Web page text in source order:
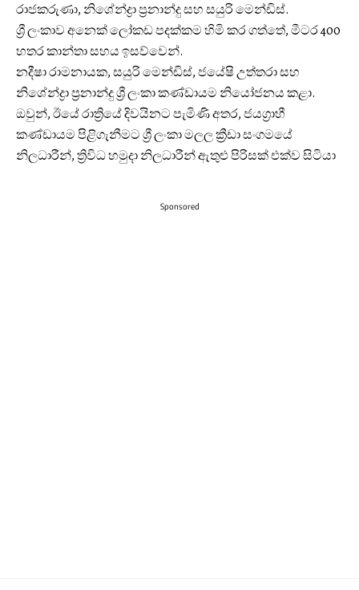
රාජකරුණා, නිශේන්ද්‍රා ප්‍රනාන්දු සහ සයුරි මෙන්ඩිස්.
ශ්‍රී ලංකාව අනෙක් ලෝකඩ පදක්කම හිමි කර ගත්තේ, මීටර 400
හතර කාන්තා සහය ඉසව්වෙන්.
නදීෂා රාමනායක, සයුරි මෙන්ඩිස්, ජයේෂි උත්තරා සහ
නිශේන්ද්‍රා ප්‍රනාන්දු ශ්‍රී ලංකා කණ්ඩායම නියෝජනය කළා.
ඔවුන්, ඊයේ රාත්‍රියේ දිවයිනට පැමිණි අතර, ජයග්‍රාහී
කණ්ඩායම පිළිගැනීමට ශ්‍රී ලංකා මලල ක්‍රීඩා සංගමයේ
නිලධාරීන්, ත්‍රිවිධ හමුදා නිලධාරීන් ඇතුළු පිරිසක් එක්ව සිටියා
Sponsored